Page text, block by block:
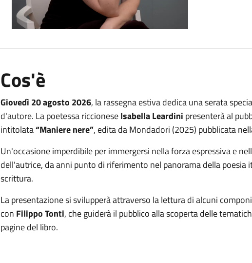
Cos'è
Giovedì 20 agosto 2026, la rassegna estiva dedica una serata
d'autore. La poetessa riccioneseIsabella Leardini presenterà al
intitolata“Maniere nere”, edita da Mondadori (2025) pubblicata
Un'occasione imperdibile per immergersi nella forza espressiva e
dell'autrice, da anni punto di riferimento nel panorama della poesia
scrittura.
La presentazione si svilupperà attraverso la lettura di alcuni
con Filippo Tonti, che guiderà il pubblico alla scoperta delle
pagine del libro.